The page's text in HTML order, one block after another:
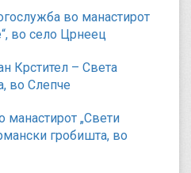
во манастирот
во село Црнеец
Крстител – Света
во Слепче
манастирот „Свети
гробишта, во